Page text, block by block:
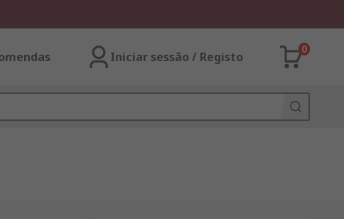
Iniciar sessão / Registo
0